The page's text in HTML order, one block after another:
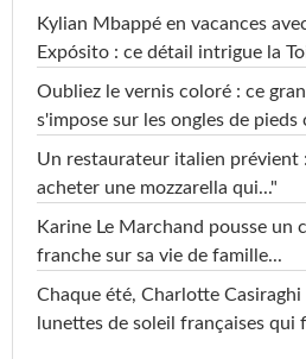
Kylian Mbappé en vacances
Expósito : ce détail intrigue la
Oubliez le vernis coloré : ce
s'impose sur les ongles de pieds
Un restaurateur italien prévient
acheter une mozzarella qui..."
Karine Le Marchand pousse un
franche sur sa vie de famille...
Chaque été, Charlotte
lunettes de soleil françaises qui